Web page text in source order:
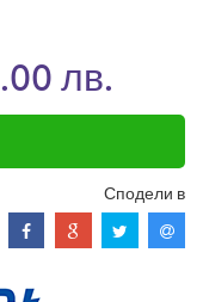
лв.
Сподели в